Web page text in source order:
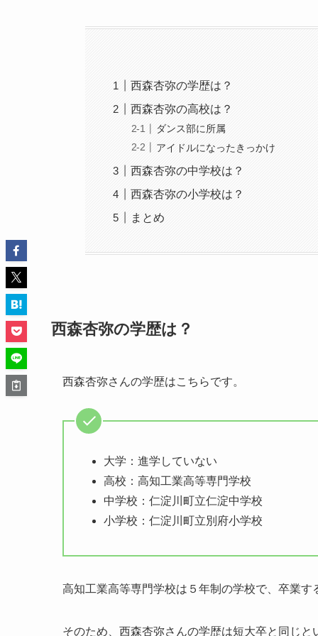
西森杏弥の学歴は？
西森杏弥の高校は？
ダンス部に所属
アイドルになったきっかけ
西森杏弥の中学校は？
西森杏弥の小学校は？
まとめ
西森杏弥の学歴は？
西森杏弥さんの学歴はこちらです。
大学：進学していない
高校：高知工業高等専門学校
中学校：仁淀川町立仁淀中学校
小学校：仁淀川町立別府小学校
高知工業高等専門学校は５年制の学校で、卒業
そのため、西森杏弥さんの学歴は短大卒と同じと